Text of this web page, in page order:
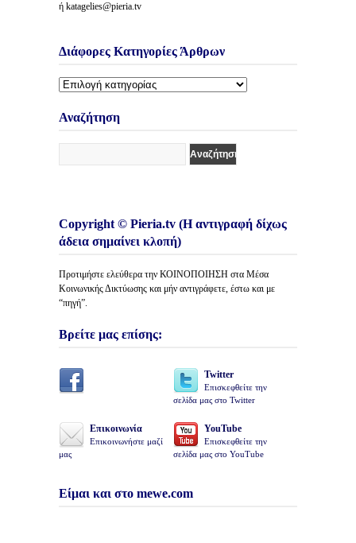
ή katagelies@pieria.tv
Διάφορες Κατηγορίες Άρθρων
Διάφορες
Άρθρων
Αναζήτηση
Copyright © Pieria.tv (Η αντιγραφή δίχως
άδεια σημαίνει κλοπή)
Προτιμήστε ελεύθερα την ΚΟΙΝΟΠΟΙΗΣΗ στα Μέσα
Κοινωνικής Δικτύωσης και μήν αντιγράφετε, έστω και με
“πηγή”.
Βρείτε μας επίσης:
Twitter
Επισκεφθείτε την
σελίδα μας στο Twitter
Επικοινωνία
Επικοινωνήστε μαζί
μας
YouTube
Επισκεφθείτε την
σελίδα μας στο YouTube
Είμαι και στο mewe.com